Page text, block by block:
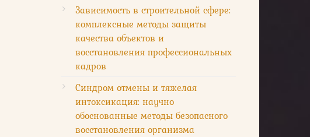
Зависимость в строительной сфере:
комплексные методы защиты
качества объектов и
восстановления профессиональных
кадров
Синдром отмены и тяжелая
интоксикация: научно
обоснованные методы безопасного
восстановления организма